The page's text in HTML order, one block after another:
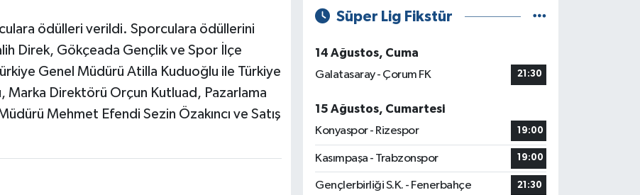
ödülleri verildi. Sporculara ödüllerini
Direk, Gökçeada Gençlik ve Spor İlçe
Genel Müdürü Atilla Kuduoğlu ile Türkiye
Marka Direktörü Orçun Kutluad, Pazarlama
Mehmet Efendi Sezin Özakıncı ve Satış
Süper Lig Fikstür
14 Ağustos, Cuma
Galatasaray - Çorum FK
21:30
15 Ağustos, Cumartesi
Konyaspor - Rizespor
19:00
Kasımpaşa - Trabzonspor 19:00
Gençlerbirliği S.K. - Fenerbahçe 21:30